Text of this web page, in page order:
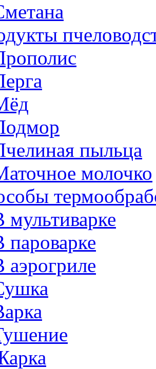
пыльца
молочко
мультиварке
пароварке
аэрогриле